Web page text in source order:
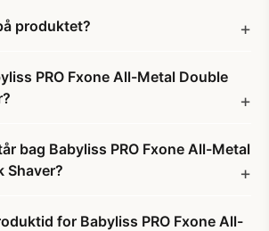
produktet?
PRO Fxone All-Metal Double
bag Babyliss PRO Fxone All-Metal
Shaver?
for Babyliss PRO Fxone All-